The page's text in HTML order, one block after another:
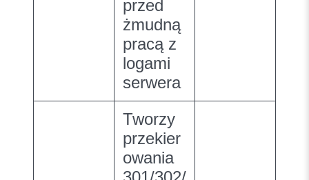
przed
żmudną
pracą z
logami
serwera
Tworzy
przekier
owania